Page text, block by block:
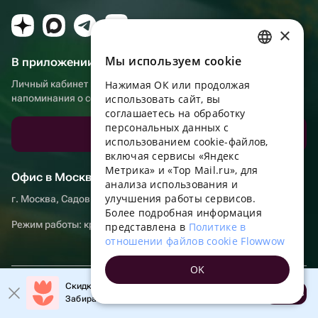
мира и объединяет более 18 000 локальных брендов,
поэтому вы можете сделать заказ из другой страны или
Нарядите новогоднюю красавицу: продумайте палитру,
добавьте несколько акцентов и не забудьте положить
под нее подарки для близких.
В приложении еще удобнее!
Личный кабинет получателя, больше бонусов за покупки и
напоминания о событиях
Скачать приложение
Офис в Москве
г. Москва, Садовническая набережная, д. 9, помещение 2/3
Режим работы: круглосуточно
© Flowwow, inc
Условия
Скидка до 10% на первый заказ!
Забирайте промокод в приложении!
Открыть
ENGLISH
UKRAINIAN
PORTUGUESE
FRENCH
TURKISH
POLISH
×
Мы используем сookie
Нажимая ОК или продолжая
использовать сайт, вы
соглашаетесь на обработку
персональных данных с
использованием cookie-файлов,
включая сервисы «Яндекс
Метрика» и «Top Mail.ru», для
анализа использования и
улучшения работы сервисов.
Более подробная информация
представлена в Политике в
отношении файлов cookie Flowwow
OK